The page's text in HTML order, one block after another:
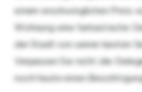
einem erschwinglichen Preis
Wohnung eine fantastische
der Stadt von seiner besten
Verpassen Sie nicht die
noch heute einen